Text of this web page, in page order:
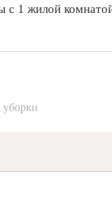
с 1 жилой